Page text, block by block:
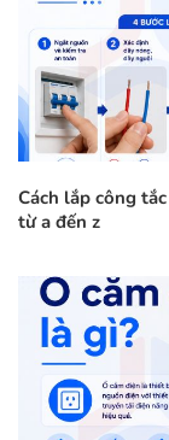
Cách lắp công
từ a đến z